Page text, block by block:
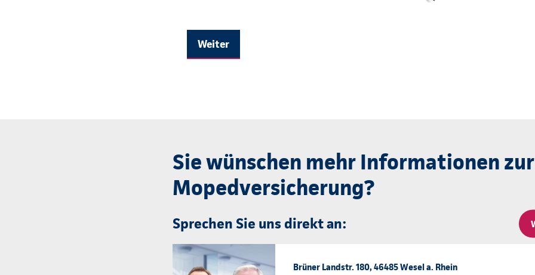
Weiter
Sie wünschen mehr Informationen zur
Mopedversicherung?
Sprechen Sie uns direkt an:
Brüner Landstr. 180, 46485 Wesel a. Rhein